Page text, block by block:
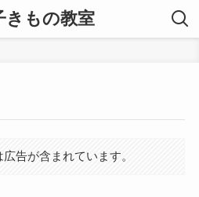
きもの教室
告が含まれています。